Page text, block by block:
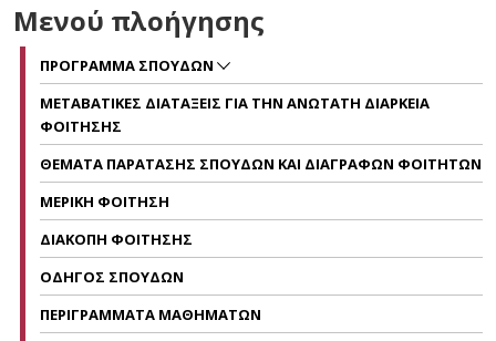
Μενού πλοήγησης
ΠΡΟΓΡΑΜΜΑ ΣΠΟΥΔΩΝ
ΜΕΤΑΒΑΤΙΚΕΣ ΔΙΑΤΑΞΕΙΣ ΓΙΑ ΤΗΝ ΑΝΩΤΑΤΗ ΔΙΑΡΚΕΙΑ
ΦΟΙΤΗΣΗΣ
ΘΕΜΑΤΑ ΠΑΡΑΤΑΣΗΣ ΣΠΟΥΔΩΝ ΚΑΙ ΔΙΑΓΡΑΦΩΝ ΦΟΙΤΗΤΩΝ
ΜΕΡΙΚΗ ΦΟΙΤΗΣΗ
ΔΙΑΚΟΠΗ ΦΟΙΤΗΣΗΣ
ΟΔΗΓΟΣ ΣΠΟΥΔΩΝ
ΠΕΡΙΓΡΑΜΜΑΤΑ ΜΑΘΗΜΑΤΩΝ